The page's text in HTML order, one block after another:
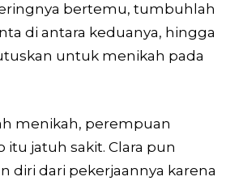
bertemu, tumbuhlah
di antara keduanya, hingga
untuk menikah pada
menikah, perempuan
itu jatuh sakit. Clara pun
diri dari pekerjaannya karena